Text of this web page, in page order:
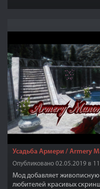
Усадьба Армери / Armery
Опубликовано 02.05.2019 в
Мод добавляет
любителей красивых